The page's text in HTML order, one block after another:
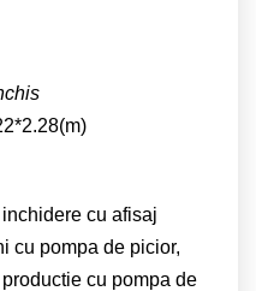
cu afisaj
cu pompa de picior,
cu pompa de